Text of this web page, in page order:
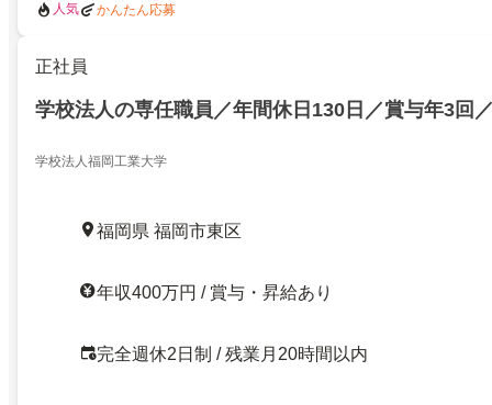
人気 かんたん応募
正社員
学校法人の専任職員／年間休日130日／賞与年3回
学校法人福岡工業大学
福岡県 福岡市東区
年収400万円 / 賞与・昇給あり
完全週休2日制 / 残業月20時間以内